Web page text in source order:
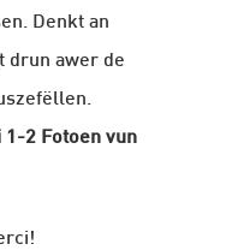
Denkt an
drun awer de
1-2 Fotoen vun